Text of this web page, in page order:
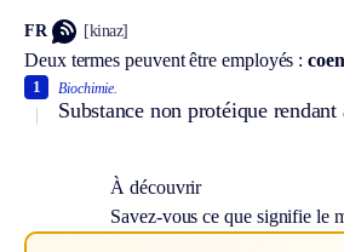
FR [kinaz]
Deux termes peuvent être employés :
Biochimie.
Substance non protéique
1
À découvrir
Savez-vous ce que signifie le